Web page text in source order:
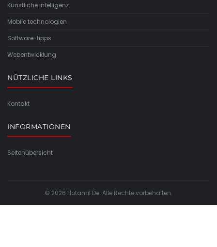
Künstliche intelligenz
Mobile technologien
Software-tipps
Webentwicklung
NÜTZLICHE LINKS
Kontakt
INFORMATIONEN
Seitenübersicht
© 2026 Hotamil De. Alle Rechte vorbehalten.